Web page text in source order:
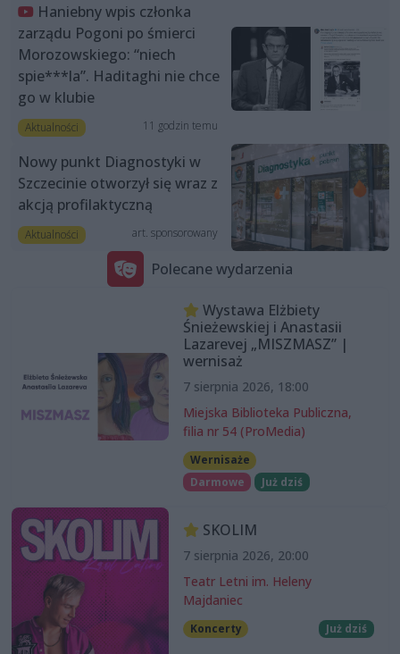
Haniebny wpis członka
zarządu Pogoni po śmierci
Morozowskiego: “niech
spie***la”. Haditaghi nie chce
go w klubie
Aktualności 11 godzin temu
Nowy punkt Diagnostyki w
Szczecinie otworzył się wraz z
akcją profilaktyczną
Aktualności art. sponsorowany
Polecane wydarzenia
Wystawa Elżbiety
Śnieżewskiej i Anastasii
Lazarevej „MISZMASZ” |
wernisaż
7 sierpnia 2026, 18:00
Miejska Biblioteka Publiczna,
filia nr 54 (ProMedia)
Wernisaże
Darmowe
Już dziś
SKOLIM
7 sierpnia 2026, 20:00
Teatr Letni im. Heleny
Majdaniec
Koncerty Już dziś